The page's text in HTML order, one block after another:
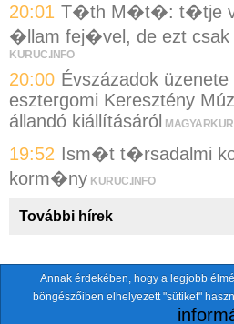
20:01 T�th M�t�: t�tje
�llam fej�vel, de ezt
KURUC.INFO
20:00 Évszázadok
esztergomi Keresztény
állandó kiállításáról
19:52 Ism�t t�rsadalmi
korm�ny KURUC.INFO
További hírek
A fentiekkel együtt összesen118 oldalt
© 2026 Nemzeti.net - E-mail:
Annak érdekében, hogy a legjobb
böngészőiben elhelyezett "sütiket"